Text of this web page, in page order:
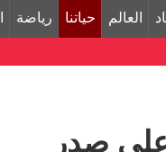
العالم حياتنا رياضة
صدر